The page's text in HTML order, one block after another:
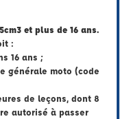
et plus de 16 ans.
:
16 ans ;
générale moto (code
de leçons, dont 8
autorisé à passer